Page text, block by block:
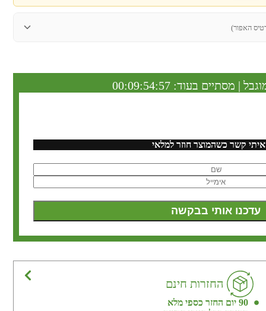
האפור)
| מסתיים בעוד: 00:09:54:56
איתי קשר כשהמוצר חוזר למלאי
החזרות חינם
90 יום החזר כספי מלא